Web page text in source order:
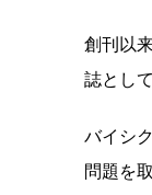
創刊以
誌とし
バイシ
問題を